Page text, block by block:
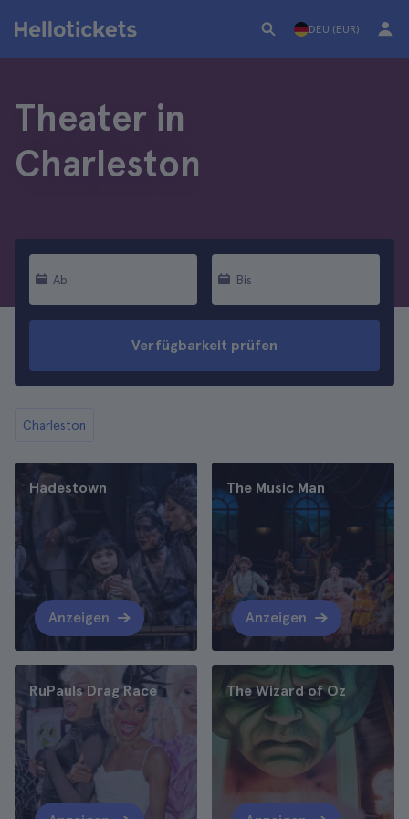
DEU (EUR)
Theater in
Charleston
Ab Bis
Verfügbarkeit prüfen
Charleston
Hadestown
Anzeigen
The Music Man
Anzeigen
RuPauls Drag Race The Wizard of Oz